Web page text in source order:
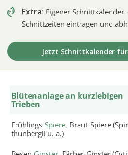
Extra: Eigener Schnittkalender
Schnittzeiten eintragen und
Jetzt Schnittkalender für
Blütenanlage an kurzlebigen
Trieben
Frühlings-Spiere, Braut-Spiere
thunbergii u. a.)